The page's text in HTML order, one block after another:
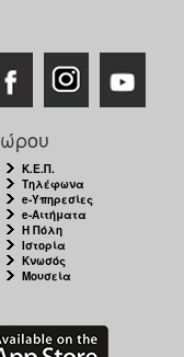
Κ.Ε.Π.
Τηλέφωνα
e-Υπηρεσίες
e-Αιτήματα
Η Πόλη
Ιστορία
Κνωσός
Μουσεία